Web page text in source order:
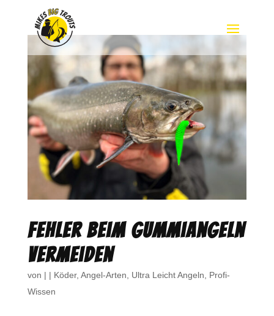
Fehler beim Gummiangeln
vermeiden
von | | Köder, Angel-Arten Ultra Leicht Angeln
Profi-
Wissen